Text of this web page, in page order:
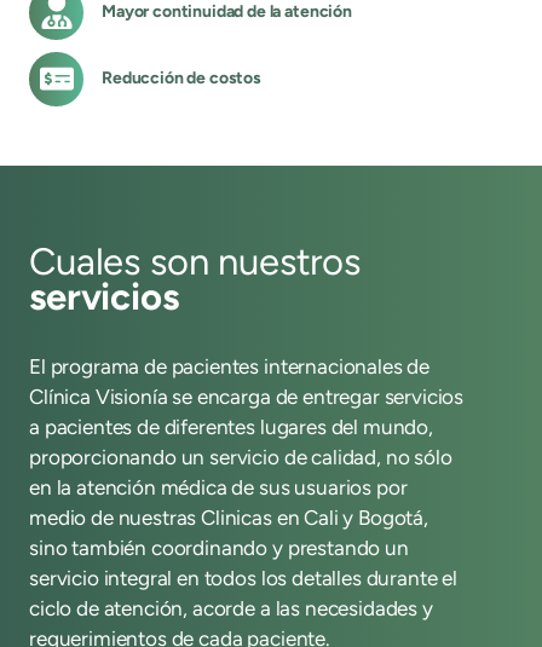
Mayor continuidad de la atención
Reducción de costos
Cuales son nuestros
servicios
El programa de pacientes internacionales de
Clínica Visionía se encarga de entregar servicios
a pacientes de diferentes lugares del mundo,
proporcionando un servicio de calidad, no sólo
en la atención médica de sus usuarios por
medio de nuestras Clinicas en Cali y Bogotá,
sino también coordinando y prestando un
servicio integral en todos los detalles durante el
ciclo de atención, acorde a las necesidades y
requerimientos de cada paciente.